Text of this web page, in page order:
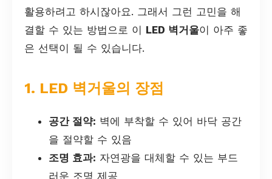
활용하려고 하시잖아요. 그래서 그런 고민을 해
결할 수 있는 방법으로 이 LED 벽거울이 아주 좋
은 선택이 될 수 있습니다.
1. LED 벽거울의 장점
공간 절약: 벽에 부착할 수 있어 바닥 공간
을 절약할 수 있음
조명 효과: 자연광을 대체할 수 있는 부드
러운 조명 제공